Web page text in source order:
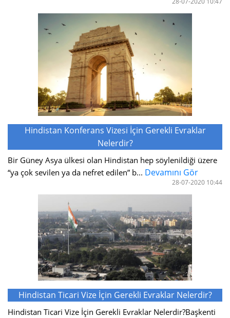
Hindistan Konferans Vizesi İçin Gerekli Evraklar
Nelerdir?
Bir Güney Asya ülkesi olan Hindistan hep söylenildiği üzere
“ya çok sevilen ya da nefret edilen” b... Devamını Gör
28-07-2020 10:44
Hindistan Ticari Vize İçin Gerekli Evraklar Nelerdir?
Hindistan Ticari Vize İçin Gerekli Evraklar Nelerdir?Başkenti